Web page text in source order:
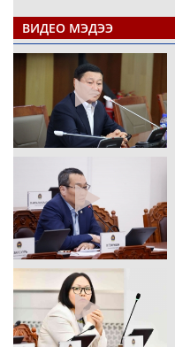
ВИДЕО МЭДЭЭ